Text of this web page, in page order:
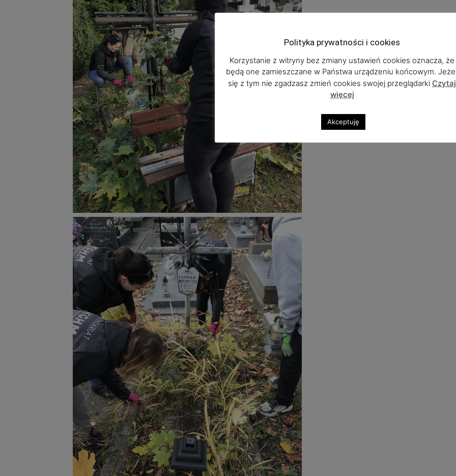
Polityka prywatności i cookies
Korzystanie z witryny bez zmiany ustawień cookies oznacza, że
będą one zamieszczane w Państwa urządzeniu końcowym.
się z tym nie zgadzasz zmień cookies swojej przeglądarki Czytaj
więcej
Akceptuję